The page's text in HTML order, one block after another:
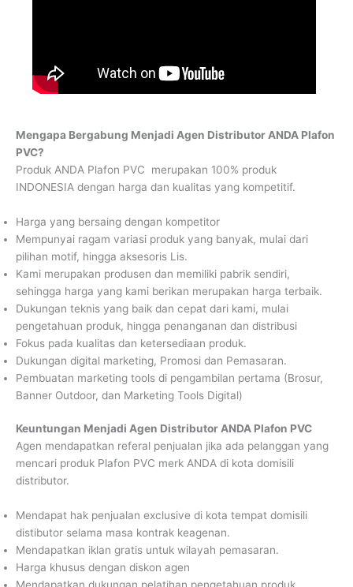
Mengapa Bergabung Menjadi Agen Distributor ANDA Plafon
PVC?
Produk ANDA Plafon PVC merupakan 100% produk
INDONESIA dengan harga dan kualitas yang kompetitif.
Harga yang bersaing dengan kompetitor
Mempunyai ragam variasi produk yang banyak, mulai dari
pilihan motif, hingga aksesoris Lis.
Kami merupakan produsen dan memiliki pabrik sendiri,
sehingga harga yang kami berikan merupakan harga terbaik.
Dukungan teknis yang baik dan cepat dari kami, mulai
pengetahuan produk, hingga penanganan dan distribusi
Fokus pada kualitas dan ketersediaan produk.
Dukungan digital marketing, Promosi dan Pemasaran.
Pembuatan marketing tools di pengambilan pertama (Brosur,
Banner Outdoor, dan Marketing Tools Digital)
Keuntungan Menjadi Agen Distributor ANDA Plafon PVC
Agen mendapatkan referal penjualan jika ada pelanggan yang
mencari produk Plafon PVC merk ANDA di kota domisili
distributor.
Mendapat hak penjualan exclusive di kota tempat domisili
distibutor selama masa kontrak keagenan.
Mendapatkan iklan gratis untuk wilayah pemasaran.
Harga khusus dengan diskon agen